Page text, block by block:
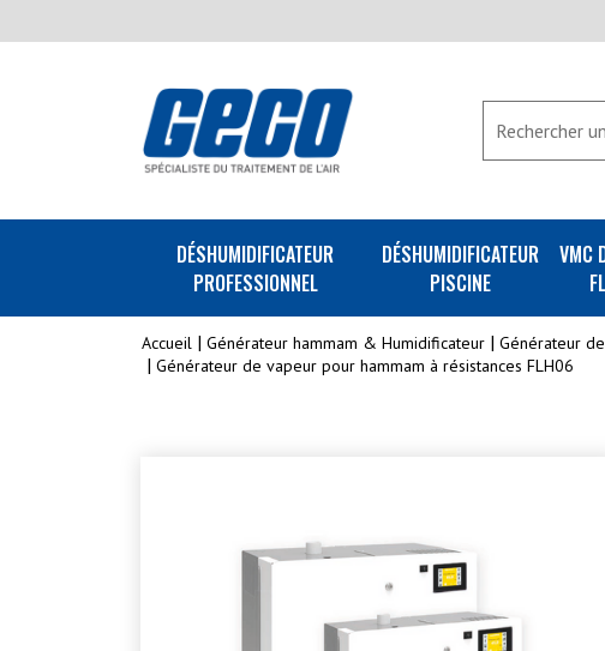
DÉSHUMIDIFICATEUR
PROFESSIONNEL
DÉSHUMIDIFICATEUR
PISCINE
VMC
Accueil Générateur hammam & Humidificateur Générateur
Générateur de vapeur pour hammam à résistances FLH06